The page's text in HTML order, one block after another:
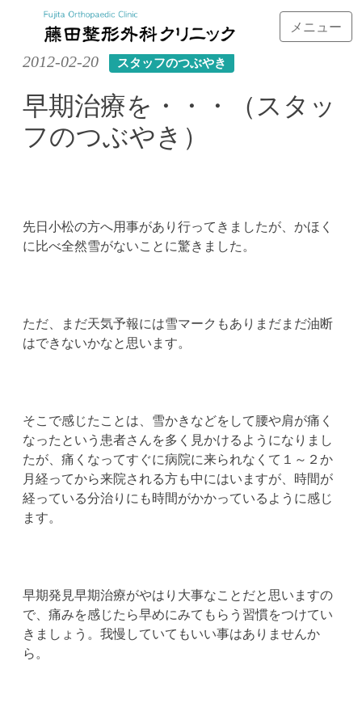
メニュー
2012-02-20 スタッフのつぶやき
早期治療を・・・（スタッ
フのつぶやき）
先日小松の方へ用事があり行ってきましたが、かほく
に比べ全然雪がないことに驚きました。
ただ、まだ天気予報には雪マークもありまだまだ油断
はできないかなと思います。
そこで感じたことは、雪かきなどをして腰や肩が痛く
なったという患者さんを多く見かけるようになりまし
たが、痛くなってすぐに病院に来られなくて１～２か
月経ってから来院される方も中にはいますが、時間が
経っている分治りにも時間がかかっているように感じ
ます。
早期発見早期治療がやはり大事なことだと思いますの
で、痛みを感じたら早めにみてもらう習慣をつけてい
きましょう。我慢していてもいい事はありませんか
ら。